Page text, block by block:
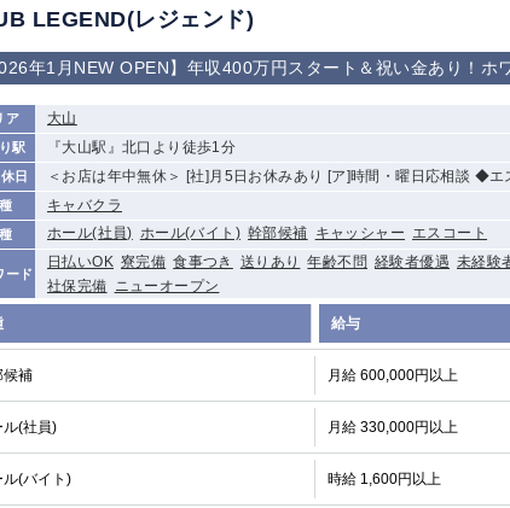
LEGEND(レジェンド)
年1月NEW OPEN】年収400万円スタート＆祝い金あり！
ア 大山
駅 『大山駅』北口より徒歩1分
日 ＜お店は年中無休＞ [社]月5日お休みあり [ア]時間・曜日応相談 ◆
キャバクラ
ホール(社員) ホール(バイト) 幹部候補 キャッシャー エスコート
ード
日払いOK 寮完備 食事つき 送りあり 年齢不問 経験者優遇 未経験
社保完備 ニューオープン
給与
候補 月給 600,000円以上
ル(社員) 月給 330,000円以上
ル(バイト) 時給 1,600円以上
徒歩2分 ②東
京メトロ南北線
「赤羽岩淵駅」
から徒歩10分
新宿
①東武練馬 ②
成増・板橋 ③
大山 ②池袋
池袋東口
下赤塚
浅草 新小岩
幡ヶ谷
小岩
湯島 久米川
市川
五井
小田原
関内・馬車道・
日ノ出町
武蔵新城
たまプラーザ
大船
桜木町